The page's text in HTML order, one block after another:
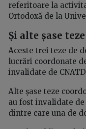
referitoare la
Ortodoxă de la
Și alte șase
Aceste trei teze de
lucrări coordonate
invalidate de
Alte șase teze
au fost invalidate de
dintre care una de